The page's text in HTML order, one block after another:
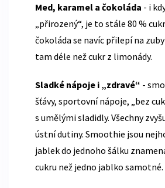
Med, karamel a čokoláda - i
„přirozený“, je to stále 80 %
čokoláda se navíc přilepí na
tam déle než cukr z limonády.
Sladké nápoje i „zdravé“ -
šťávy, sportovní nápoje, „bez
s umělými sladidly. Všechny
ústní dutiny. Smoothie jsou
jablek do jednoho šálku
cukru než jedno jablko samotné.